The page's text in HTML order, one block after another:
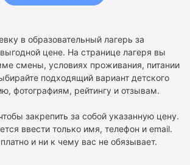
в образовательный лагерь за
цене. На странице лагеря вы
смены, условиях проживания, питании
подходящий вариант детского
фотографиям, рейтингу и отзывам.
закрепить за собой указанную цену.
ввести только имя, телефон и email.
и ни к чему вас не обязывает.